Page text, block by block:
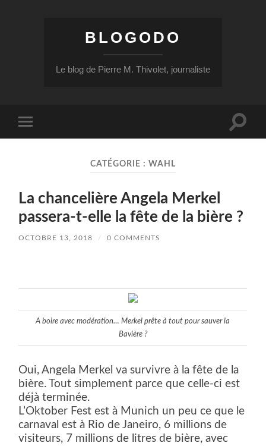
BLOGODO
Le blog de Pierre M. Thivolet, journaliste
mobile
Toggle
CATÉGORIE : WAHL
La chancelière Angela Merkel
passera-t-elle la fête de la bière ?
OCTOBRE 13, 2018 / 0 COMMENTS
A boire avec modération… Merkel prête à tout pour sauver la
Bavière ?
Oui, Angela Merkel va survivre à la fête de la
bière. Tout simplement parce que celle-ci est
déjà terminée.
L’Oktober Fest est à Munich un peu ce que le
carnaval est à Rio de Janeiro, 6 millions de
visiteurs, 7 millions de litres de bière, avec